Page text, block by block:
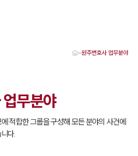
사
원주변호사 업무분야
무분야
적합한 그룹을 구성해 모든 분야의 사건에
다.